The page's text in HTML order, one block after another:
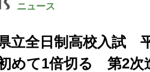
ニュース
立全日制高校入試
めて1倍切る 第2次